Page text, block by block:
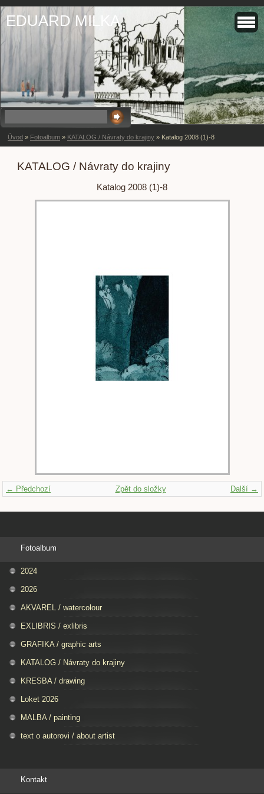
EDUARD MILKA
Úvod » Fotoalbum » KATALOG / Návraty do krajiny » Katalog 2008 (1)-8
KATALOG / Návraty do krajiny
Katalog 2008 (1)-8
← Předchozí Další →
Zpět do složky
Fotoalbum
2024
2026
AKVAREL / watercolour
EXLIBRIS / exlibris
GRAFIKA / graphic arts
KATALOG / Návraty do krajiny
KRESBA / drawing
Loket 2026
MALBA / painting
text o autorovi / about artist
Kontakt